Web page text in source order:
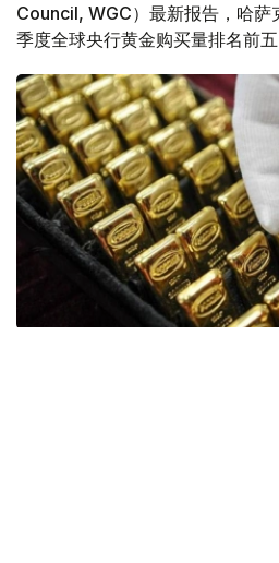
Council, WGC）最新报告，哈
季度全球央行黄金购买量排名前五